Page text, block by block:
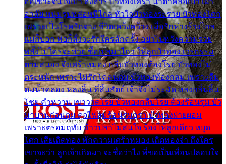
อาลัย หนุ่มรูปหล่อหนีไกล หัวใจบัวทองระรวย บัวทองโศก
เพราะเป็นโรครักจาง ชีวิตเคว้งคว้าง เมื่อรักห่างร้างไกล
แม่ก็บอก พ่อก็สั่งจะรักใครสักครั้ง อย่าไปหวังความรวย
พลั้งไปใครจะช่วย ซื้อเปลมาไกว ให้ลูกบัวทอง เวรกรรม
ตามสนอง จึงเศร้าหมอง กลีบบัวทองต้องโรย บัวทองไม่
ตระหนัก เพราะไม่รักโคลนตม บัวทองท้องกลม เพราะลืม
ตมน้ำคลอง หลงลิ้น ที่สิ้นสัตย์ เจ้าจึงไม่ระมัด หลงกลิ่นลิ้น
โชย คำหวาน เขาวาดโรย บัวทองกลีบโรย ต้องร้อนรุม บัว
มาบานก่อนตูม ดุจไฟสุมร้อนรุมอุรา บัวทองผ่ายผอม
เพราะตรอมฤทัย ข้าวปลาไม่สนใจ ร้องไห้ลูกเดียว หยุด
โศก เสียเถิดทอง พักความเศร้าหมอง เถิดทองจ๋า ถึงใคร
เขาจะว่า ลูกเจ้าเกิดมา จะชื่อว่าไง พี่ขอเป็นเพื่อนปลอบใจ